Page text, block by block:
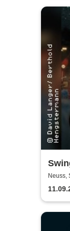
Neuss,
der